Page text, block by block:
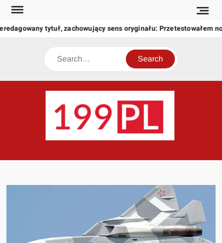
Skip
content
tytuł, zachowujący sens oryginału: Przetestowałem
Search
świat